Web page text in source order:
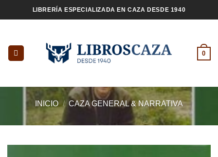
al
LIBRERÍA ESPECIALIZADA EN CAZA DESDE 1940
0
INICIO / CAZA GENERAL & NARRATIVA